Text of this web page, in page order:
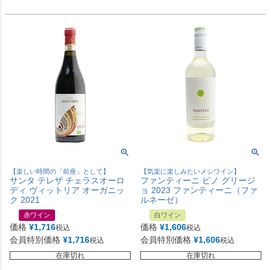
【楽しい時間の「前座」として】
サンタ テレザ チェラスオーロ
ディ ヴィットリア オーガニッ
ク 2021
赤ワイン
価格 ¥1,716税込
会員特別価格 ¥1,716税込
在庫切れ
【気楽に楽しみたいメシワイン】
ファンティーニ ピノ グリージ
ョ 2023 ファンティーニ（ファ
ルネーゼ）
白ワイン
価格 ¥1,606税込
会員特別価格 ¥1,606税込
在庫切れ